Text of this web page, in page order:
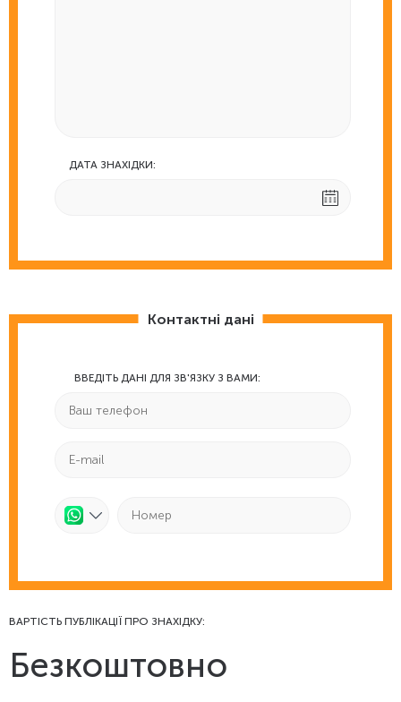
ДАТА ЗНАХІДКИ:
Контактні дані
ВВЕДІТЬ ДАНІ ДЛЯ ЗВ'ЯЗКУ З ВАМИ:
ВАРТІСТЬ ПУБЛІКАЦІЇ ПРО ЗНАХІДКУ:
Безкоштовно